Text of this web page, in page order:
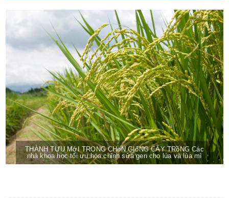
THÀNH TỰU MớI TRONG CHọN GIốNG CÂY TRồNG Các
nhà khoa học tối ưu hóa chỉnh sửa gen cho lúa và lúa mì